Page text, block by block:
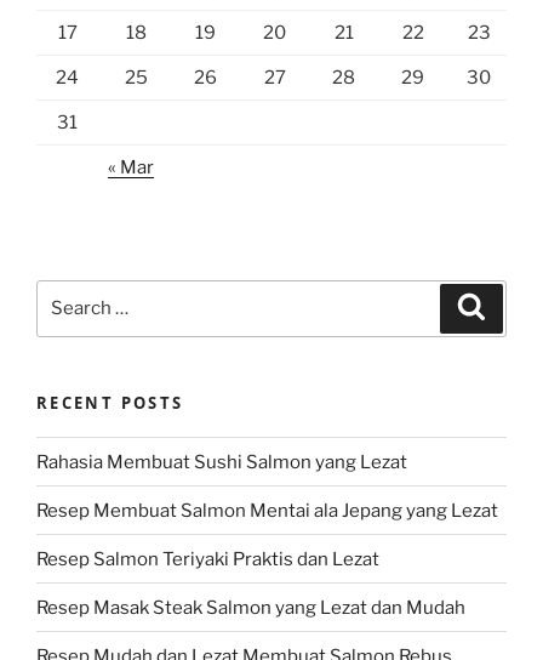
17 18 19 20 21 22 23
24 25 26 27 28 29 30
31
« Mar
RECENT POSTS
Rahasia Membuat Sushi Salmon yang Lezat
Resep Membuat Salmon Mentai ala Jepang yang Lezat
Resep Salmon Teriyaki Praktis dan Lezat
Resep Masak Steak Salmon yang Lezat dan Mudah